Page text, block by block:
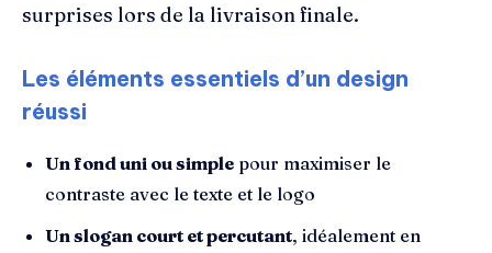
surprises lors de la livraison finale.
Les éléments essentiels d’un design
réussi
Un fond uni ou simple pour maximiser le
contraste avec le texte et le logo
Un slogan court et percutant, idéalement en